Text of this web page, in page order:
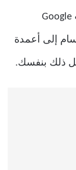
مقسم إلى أعمدة في جداول بيانات Google
إلى أعمدة
كل ذلك بنفسك.